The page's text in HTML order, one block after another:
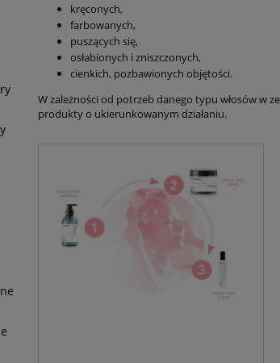
kręconych,
farbowanych,
puszących się,
osłabionych i zniszczonych,
cienkich, pozbawionych objętości.
W zależności od potrzeb danego typu włosów w
produkty o ukierunkowanym działaniu.